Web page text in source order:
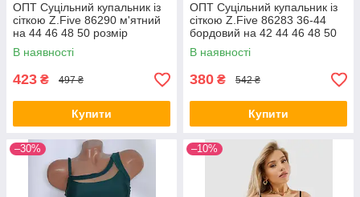
ОПТ Суцільний купальник із
сіткою Z.Five 86290 м'ятний
на 44 46 48 50 розмір
В наявності
423 ₴ 497 ₴
Купити
ОПТ Суцільний купальник із
сіткою Z.Five 86283 36-44
бордовий на 42 44 46 48 50
укр розмір
В наявності
380 ₴ 542 ₴
Купити
–30% –10%